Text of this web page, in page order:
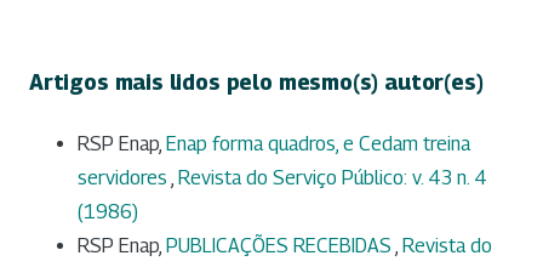
Artigos mais lidos pelo mesmo(s) autor(es)
RSP Enap, Enap forma quadros, e Cedam treina
servidores , Revista do Serviço Público: v. 43 n. 4
(1986)
RSP Enap, PUBLICAÇÕES RECEBIDAS , Revista do